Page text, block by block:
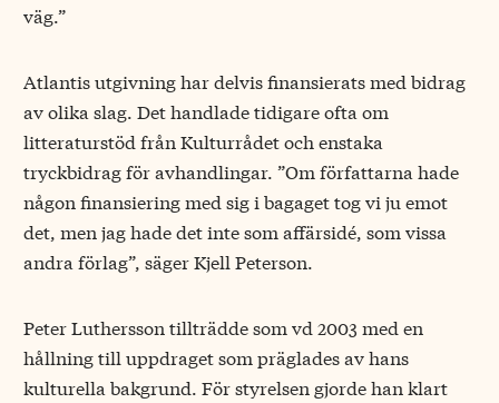
väg.”
Atlantis utgivning har delvis finansierats med bidrag
av olika slag. Det handlade tidigare ofta om
litteraturstöd från Kulturrådet och enstaka
tryckbidrag för avhandlingar. ”Om författarna hade
någon finansiering med sig i bagaget tog vi ju emot
det, men jag hade det inte som affärsidé, som vissa
andra förlag”, säger Kjell Peterson.
Peter Luthersson tillträdde som vd 2003 med en
hållning till uppdraget som präglades av hans
kulturella bakgrund. För styrelsen gjorde han klart